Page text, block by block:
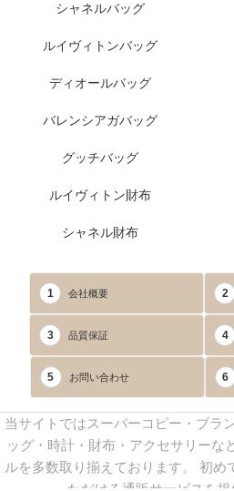
シャネルバッグ
ルイヴィトンバッグ
ディオールバッグ
バレンシアガバッグ
グッチバッグ
ルイヴィトン財布
シャネル財布
1 会社概要 2
3 品質保証 4
5 お問い合わせ 6
当サイトではスーパーコピー・ブラ
ッグ・時計・財布・アクセサリーな
ルを多数取り揃えております。 初め